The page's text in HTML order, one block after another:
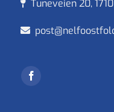
Tuneveien 20,
brukeropplevelsen
nettstedet samtykker
Avvis alle cookies